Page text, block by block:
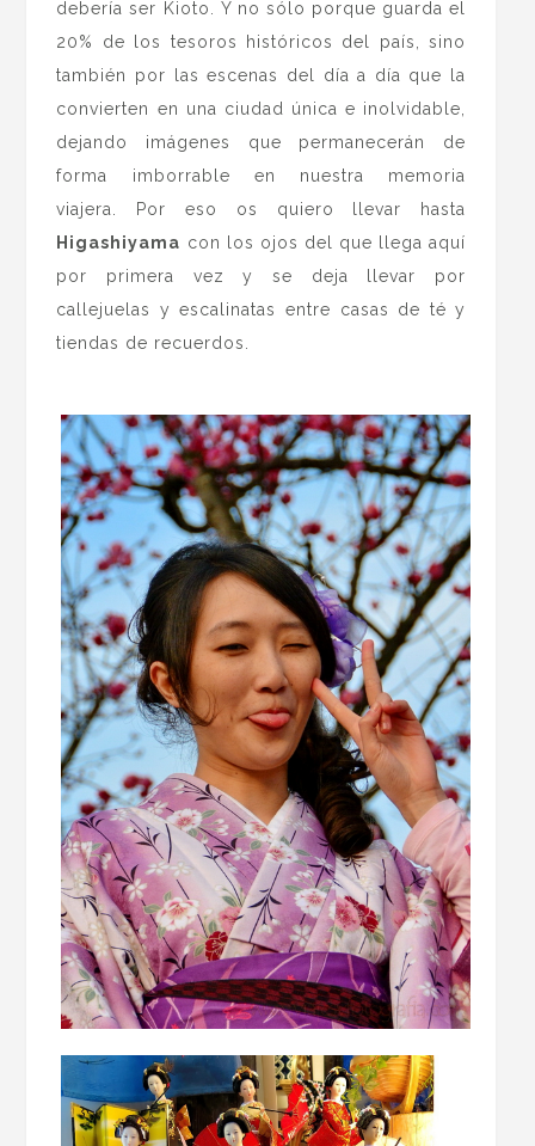
debería ser Kioto. Y no sólo porque guarda el
20% de los tesoros históricos del país, sino
también por las escenas del día a día que la
convierten en una ciudad única e inolvidable,
dejando imágenes que permanecerán de
forma imborrable en nuestra memoria
viajera. Por eso os quiero llevar hasta
Higashiyama con los ojos del que llega aquí
por primera vez y se deja llevar por
callejuelas y escalinatas entre casas de té y
tiendas de recuerdos.